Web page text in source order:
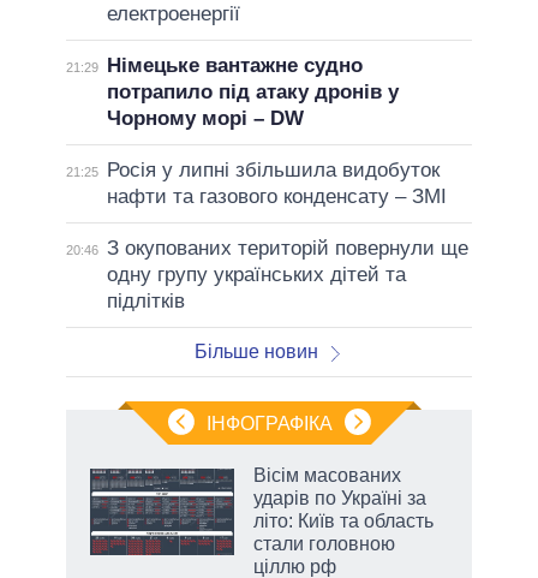
електроенергії
21:29
Німецьке вантажне судно
потрапило під атаку дронів у
Чорному морі – DW
21:25
Росія у липні збільшила видобуток
нафти та газового конденсату – ЗМІ
20:46 З окупованих територій повернули ще
одну групу українських дітей та
підлітків
Більше новин
ІНФОГРАФІКА
Вісім масованих
ударів по Україні за
літо: Київ та область
стали головною
ціллю рф